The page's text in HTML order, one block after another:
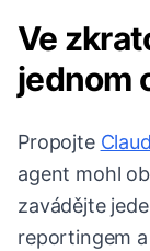
Ve
jednom
Propojte
agent mohl
zavádějte
reportingem